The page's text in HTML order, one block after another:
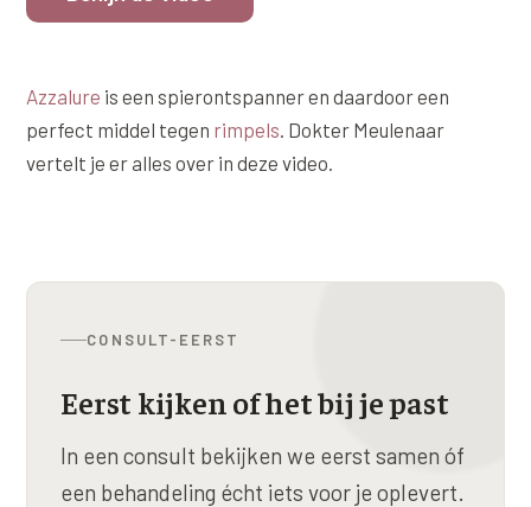
Donkere kringen onder de ogen
Traangoot en wallen
MIDDEN & MOND
Belotero
Ellansé
Juvéderm Volift
Juvéderm Volbella
Profhilo
Radiesse
Structuur Verlies Profiel
Erfelijke Jowl Profiel
Stress Cortisol profiel
PCOS Huid profiel
HUIDPROBLEMEN
Overgevoelige Huid Profiel
Online boeken
Azzalure is een spierontspanner en daardoor een
perfect middel tegen rimpels. Dokter Meulenaar
vertelt je er alles over in deze video.
CONSULT-EERST
Eerst kijken of het bij je past
In een consult bekijken we eerst samen óf
een behandeling écht iets voor je oplevert.